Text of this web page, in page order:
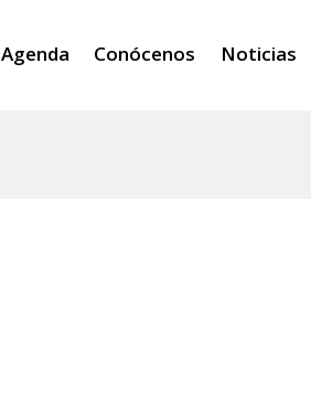
Agenda Conócenos Noticias